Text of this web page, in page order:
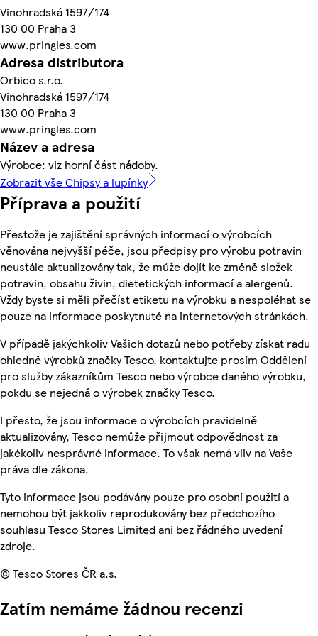
Vinohradská 1597/174
130 00 Praha 3
www.pringles.com
Adresa distributora
Orbico s.r.o.
Vinohradská 1597/174
130 00 Praha 3
www.pringles.com
Název a adresa
Výrobce: viz horní část nádoby.
Zobrazit vše Chipsy a lupínky
Příprava a použití
Přestože je zajištění správných informací o výrobcích
věnována nejvyšší péče, jsou předpisy pro výrobu potravin
neustále aktualizovány tak, že může dojít ke změně složek
potravin, obsahu živin, dietetických informací a alergenů.
Vždy byste si měli přečíst etiketu na výrobku a nespoléhat se
pouze na informace poskytnuté na internetových stránkách.
V případě jakýchkoliv Vašich dotazů nebo potřeby získat radu
ohledně výrobků značky Tesco, kontaktujte prosím Oddělení
pro služby zákazníkům Tesco nebo výrobce daného výrobku,
pokdu se nejedná o výrobek značky Tesco.
I přesto, že jsou informace o výrobcích pravidelně
aktualizovány, Tesco nemůže přijmout odpovědnost za
jakékoliv nesprávné informace. To však nemá vliv na Vaše
práva dle zákona.
Tyto informace jsou podávány pouze pro osobní použití a
nemohou být jakkoliv reprodukovány bez předchozího
souhlasu Tesco Stores Limited ani bez řádného uvedení
zdroje.
© Tesco Stores ČR a.s.
Zatím nemáme žádnou recenzi